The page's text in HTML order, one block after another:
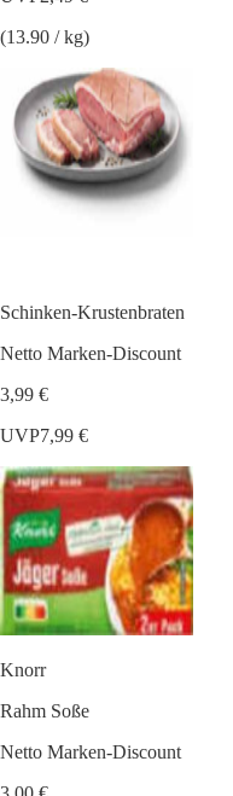
(13.90 / kg)
Schinken-Krustenbraten
Netto Marken-Discount
3,99 €
UVP7,99 €
Knorr
Rahm Soße
Netto Marken-Discount